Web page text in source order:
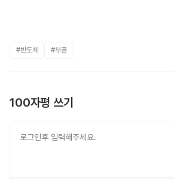
#반도체 #부품
100자평 쓰기